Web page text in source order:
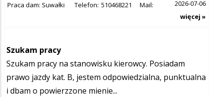
Praca dam: Suwałki Telefon: 510468221 Mail:
2026-07-06
więcej »
Szukam pracy
Szukam pracy na stanowisku kierowcy. Posiadam
prawo jazdy kat. B, jestem odpowiedzialna, punktualna
i dbam o powierzzone mienie...